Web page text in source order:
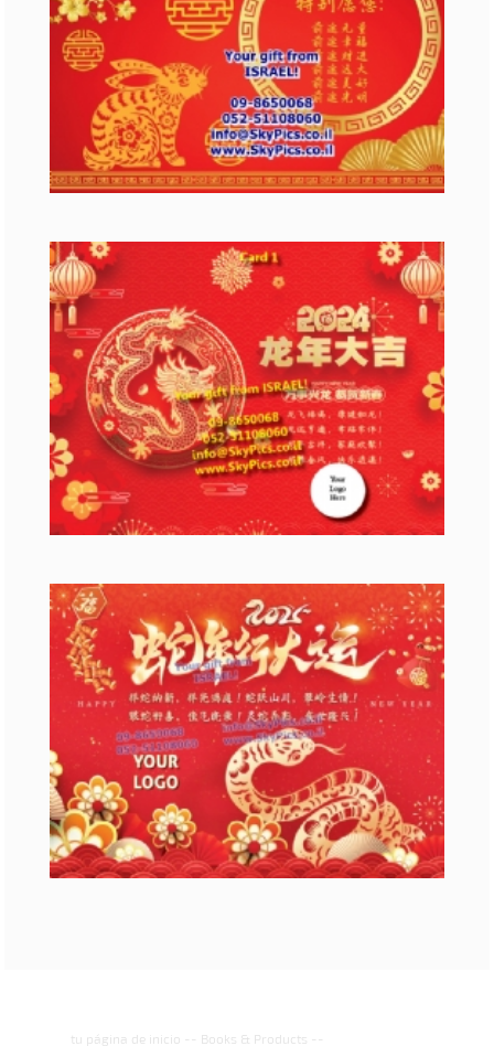
tu página de inicio -- Books & Products --